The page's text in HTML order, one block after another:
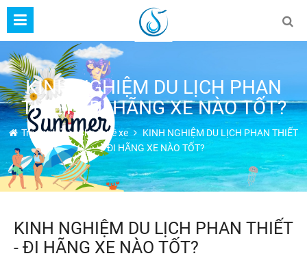
KINH NGHIỆM DU LỊCH PHAN
THIẾT - ĐI HÃNG XE NÀO TỐT?
Trang chủ Cho thuê xe
KINH NGHIỆM DU LỊCH PHAN THIẾT
- ĐI HÃNG XE NÀO TỐT?
KINH NGHIỆM DU LỊCH PHAN THIẾT
- ĐI HÃNG XE NÀO TỐT?